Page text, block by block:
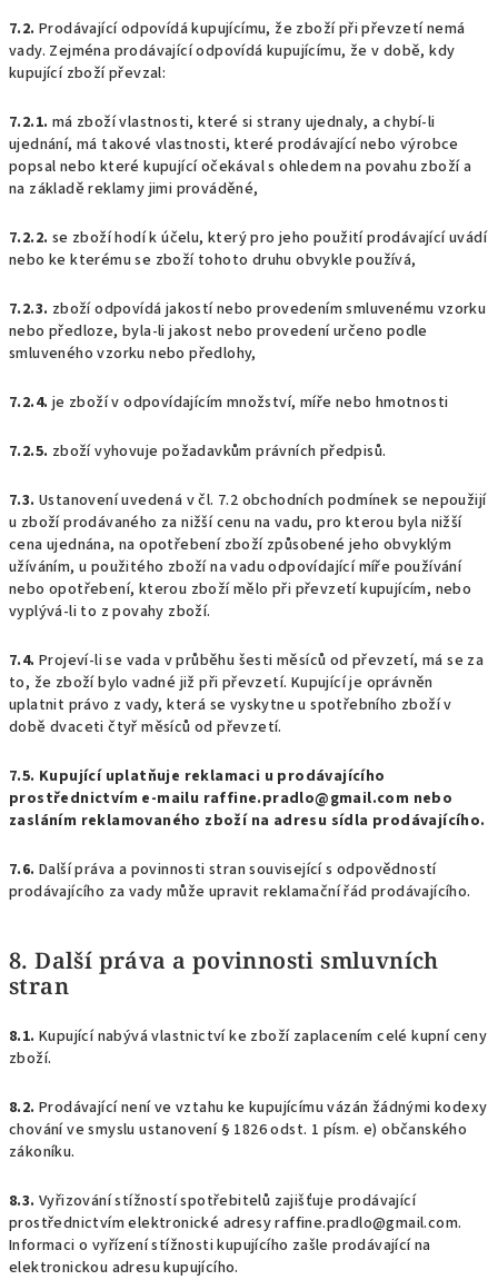
7.2. Prodávající odpovídá kupujícímu, že zboží při převzetí nemá
vady. Zejména prodávající odpovídá kupujícímu, že v době, kdy
kupující zboží převzal:
7.2.1. má zboží vlastnosti, které si strany ujednaly, a chybí-li
ujednání, má takové vlastnosti, které prodávající nebo výrobce
popsal nebo které kupující očekával s ohledem na povahu zboží a
na základě reklamy jimi prováděné,
7.2.2. se zboží hodí k účelu, který pro jeho použití prodávající uvádí
nebo ke kterému se zboží tohoto druhu obvykle používá,
7.2.3. zboží odpovídá jakostí nebo provedením smluvenému vzorku
nebo předloze, byla-li jakost nebo provedení určeno podle
smluveného vzorku nebo předlohy,
7.2.4. je zboží v odpovídajícím množství, míře nebo hmotnosti
7.2.5. zboží vyhovuje požadavkům právních předpisů.
7.3. Ustanovení uvedená v čl. 7.2 obchodních podmínek se nepoužijí
u zboží prodávaného za nižší cenu na vadu, pro kterou byla nižší
cena ujednána, na opotřebení zboží způsobené jeho obvyklým
užíváním, u použitého zboží na vadu odpovídající míře používání
nebo opotřebení, kterou zboží mělo při převzetí kupujícím, nebo
vyplývá-li to z povahy zboží.
7.4. Projeví-li se vada v průběhu šesti měsíců od převzetí, má se za
to, že zboží bylo vadné již při převzetí. Kupující je oprávněn
uplatnit právo z vady, která se vyskytne u spotřebního zboží v
době dvaceti čtyř měsíců od převzetí.
7.5. Kupující uplatňuje reklamaci u prodávajícího
prostřednictvím e-mailu raffine.pradlo@gmail.com nebo
zasláním reklamovaného zboží na adresu sídla prodávajícího.
7.6. Další práva a povinnosti stran související s odpovědností
prodávajícího za vady může upravit reklamační řád prodávajícího.
8. Další práva a povinnosti smluvních
stran
8.1. Kupující nabývá vlastnictví ke zboží zaplacením celé kupní ceny
zboží.
8.2. Prodávající není ve vztahu ke kupujícímu vázán žádnými kodexy
chování ve smyslu ustanovení § 1826 odst. 1 písm. e) občanského
zákoníku.
8.3. Vyřizování stížností spotřebitelů zajišťuje prodávající
prostřednictvím elektronické adresy raffine.pradlo@gmail.com.
Informaci o vyřízení stížnosti kupujícího zašle prodávající na
elektronickou adresu kupujícího.